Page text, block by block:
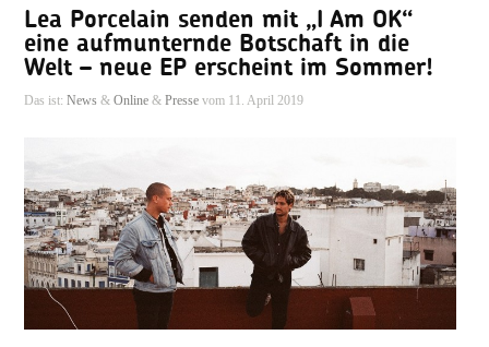
Lea Porcelain senden mit „I Am OK“
eine aufmunternde Botschaft in die
Welt – neue EP erscheint im Sommer!
Das ist: News& Online& Pressevom 11. April 2019